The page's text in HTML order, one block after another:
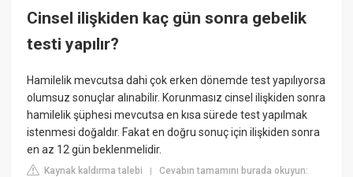
Cinsel ilişkiden kaç gün sonra gebelik
testi yapılır?
Hamilelik mevcutsa dahi çok erken dönemde test yapılıyorsa
olumsuz sonuçlar alınabilir. Korunmasız cinsel ilişkiden sonra
hamilelik şüphesi mevcutsa en kısa sürede test yapılmak
istenmesi doğaldır. Fakat en doğru sonuç için ilişkiden sonra
en az 12 gün beklenmelidir.
Kaynak kaldırma talebi |Cevabın tamamını burada okuyun: